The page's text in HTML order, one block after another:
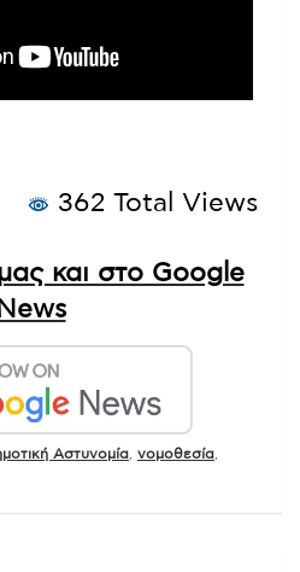
362 Total Views
και στο Google
News
Αστυνομία νομοθεσία